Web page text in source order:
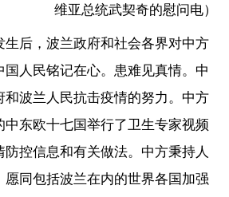
维亚总统武契奇的慰问电）
生后，波兰政府和社会各界对中方
人民铭记在心。患难见真情。中
和波兰人民抗击疫情的努力。中方
中东欧十七国举行了卫生专家视频
控信息和有关做法。中方秉持人
愿同包括波兰在内的世界各国加强